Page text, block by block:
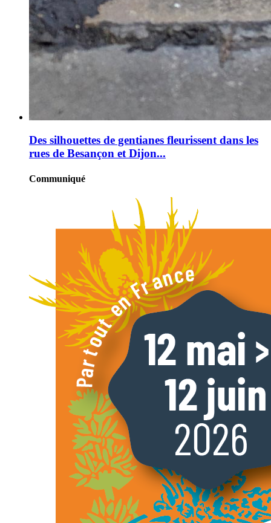
Des silhouettes de gentianes fleurissent dans les
rues de Besançon et Dijon...
Communiqué